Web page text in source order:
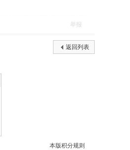
举报
返回列表
本版积分规则